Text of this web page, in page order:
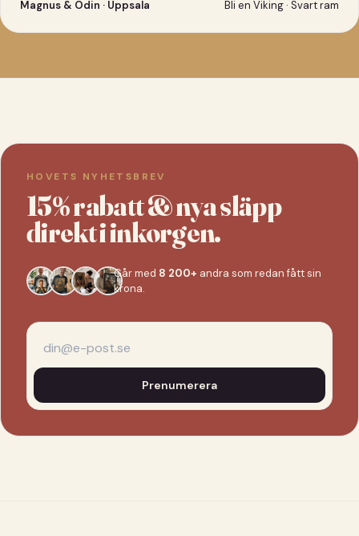
Magnus & Odin · Uppsala Bli en Viking · Svart ram
HOVETS NYHETSBREV
15% rabatt & nya släpp
direkt i inkorgen.
Går med 8 200+ andra som redan fått sin
krona.
Prenumerera